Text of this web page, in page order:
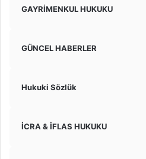
GAYRİMENKUL HUKUKU
GÜNCEL HABERLER
Hukuki Sözlük
İCRA & İFLAS HUKUKU